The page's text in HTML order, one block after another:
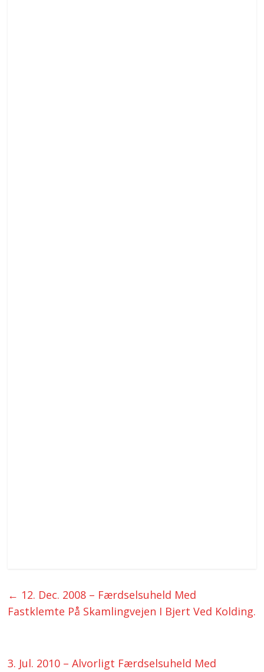
← 12. Dec. 2008 – Færdselsuheld Med
Fastklemte På Skamlingvejen I Bjert Ved Kolding.
3. Jul. 2010 – Alvorligt Færdselsuheld Med